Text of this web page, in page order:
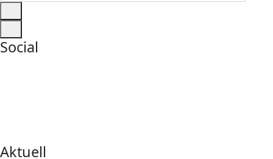
Social
Aktuell